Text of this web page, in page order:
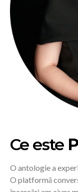
Ce este
O antologie a
O platformă